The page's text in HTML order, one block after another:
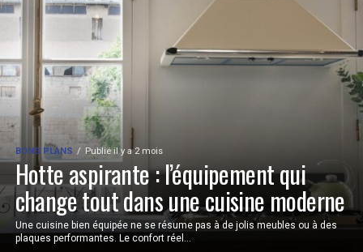
BONS PLANS Publié il y a 2 mois
Hotte aspirante : l’équipement qui
change tout dans une cuisine moderne
Une cuisine bien équipée ne se résume pas à de jolis meubles ou à des
plaques performantes. Le confort réel...